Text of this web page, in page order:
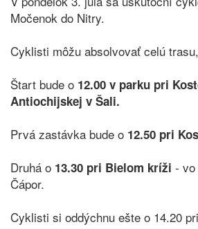
Močenok do Nitry.
Cyklisti môžu absolvovať celú
Štart bude o 12.00 v parku pri
Antiochijskej v Šali.
Prvá zastávka bude o 12.50 pri
Druhá o 13.30 pri Bielom kríži - vo
Čápor.
Cyklisti si oddýchnu ešte o 14.20 pri